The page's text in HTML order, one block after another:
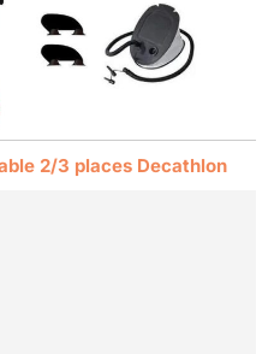
2/3 places Decathlon